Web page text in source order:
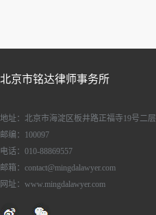
北京市铭达律师事务所
地址：北京市海淀区板井路正福寺19号二层
邮编：100097
电话：010-88869557
邮箱：contact@mingdalawyer.com
网址：www.mingdalawyer.com